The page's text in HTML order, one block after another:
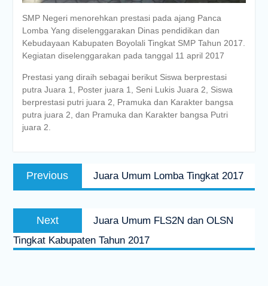
SMP Negeri menorehkan prestasi pada ajang Panca
Lomba Yang diselenggarakan Dinas pendidikan dan
Kebudayaan Kabupaten Boyolali Tingkat SMP Tahun 2017.
Kegiatan diselenggarakan pada tanggal 11 april 2017
Prestasi yang diraih sebagai berikut Siswa berprestasi
putra Juara 1, Poster juara 1, Seni Lukis Juara 2, Siswa
berprestasi putri juara 2, Pramuka dan Karakter bangsa
putra juara 2, dan Pramuka dan Karakter bangsa Putri
juara 2.
Post
navigation
Previous
post:
Juara Umum Lomba Tingkat 2017
Next
post:
Juara Umum FLS2N dan OLSN
Tingkat Kabupaten Tahun 2017